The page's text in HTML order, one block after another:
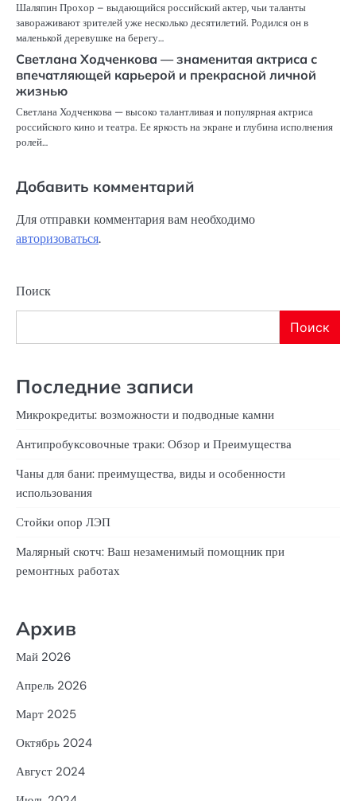
Шаляпин Прохор – выдающийся российский актер, чьи таланты
завораживают зрителей уже несколько десятилетий. Родился он в
маленькой деревушке на берегу…
Светлана Ходченкова — знаменитая актриса с
впечатляющей карьерой и прекрасной личной
жизнью
Светлана Ходченкова — высоко талантливая и популярная актриса
российского кино и театра. Ее яркость на экране и глубина исполнения
ролей…
Добавить комментарий
Для отправки комментария вам необходимо
авторизоваться.
Поиск
Поиск
Последние записи
Микрокредиты: возможности и подводные камни
Антипробуксовочные траки: Обзор и Преимущества
Чаны для бани: преимущества, виды и особенности
использования
Стойки опор ЛЭП
Малярный скотч: Ваш незаменимый помощник при
ремонтных работах
Архив
Май 2026
Апрель 2026
Март 2025
Октябрь 2024
Август 2024